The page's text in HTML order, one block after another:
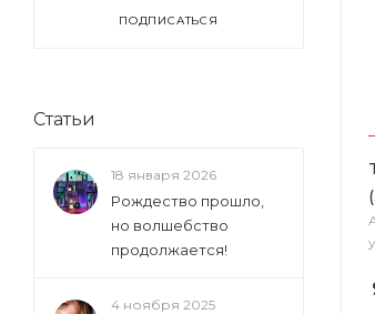
ПОДПИСАТЬСЯ
Статьи
18 января 2026
Рождество прошло,
но волшебство
продолжается!
4 ноября 2025